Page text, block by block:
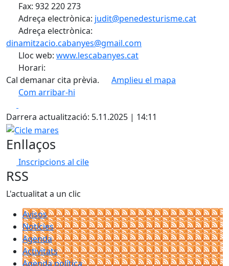
Fax: 932 220 273
Adreça electrònica: judit@penedesturisme.cat
Adreça electrònica:
dinamitzacio.cabanyes@gmail.com
Lloc web: www.lescabanyes.cat
Horari:
Cal demanar cita prèvia.
Amplieu el mapa
Com arribar-hi
+
−
Darrera actualització: 5.11.2025 | 14:11
Cicle mares
Enllaços
Inscripcions al cile
RSS
L'actualitat a un clic
Avisos
Notícies
Agenda
Activitats
Agenda política